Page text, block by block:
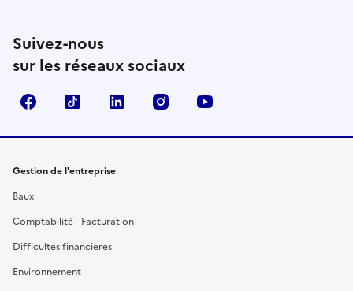
Suivez-nous
sur les réseaux sociaux
FacebookTikTok Linkedin Instagram
Gestion de l'entreprise
Baux
Comptabilité - Facturation
Difficultés financières
Environnement